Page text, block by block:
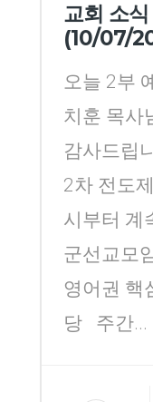
교회 소
(10/07/
오늘 2부
치훈 목사
감사드립
2차 전도
시부터 계
군선교모
영어권 핵
당 주간...